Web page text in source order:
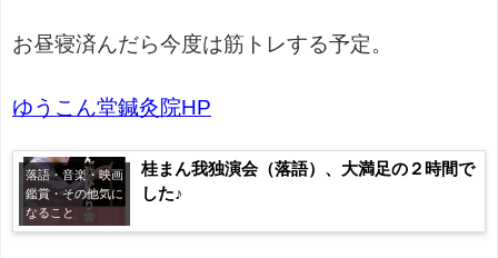
お昼寝済んだら今度は筋トレする予定。
ゆうこん堂鍼灸院HP
落語・音楽・映画
鑑賞・その他気に
なること
桂まん我独演会（落語）、大満足の２時間で
した♪